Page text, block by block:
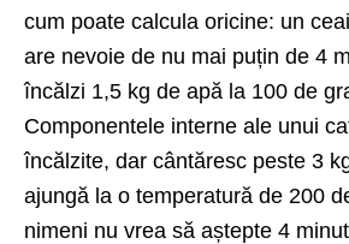
cum poate calcula oricine: un
are nevoie de nu mai puțin de 4
încălzi 1,5 kg de apă la 100 de
Componentele interne ale unui
încălzite, dar cântăresc peste 3
ajungă la o temperatură de 200
nimeni nu vrea să aștepte 4